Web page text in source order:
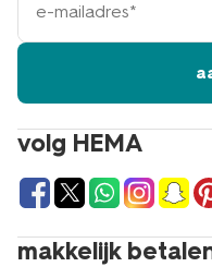
volg HEMA
makkelijk
mailadres